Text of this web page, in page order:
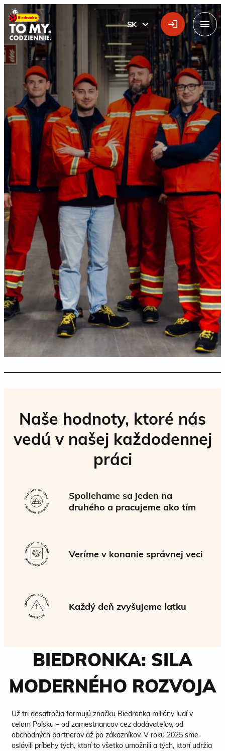
Hlavné logo
SK
SLOVÁK
Menu
Spoznajte nás
Naše hodnoty, ktoré nás
vedú v našej každodennej
práci
Spoliehame sa jeden na
druhého a pracujeme ako tím
Veríme v konanie správnej veci
Každý deň zvyšujeme latku
BIEDRONKA: SILA
MODERNÉHO ROZVOJA
Už tri desaťročia formujú značku Biedronka milióny ľudí v
celom Poľsku – od zamestnancov cez dodávateľov, od
obchodných partnerov až po zákazníkov. V roku 2025 sme
oslávili príbehy tých, ktorí to všetko umožnili a tých, ktorí udržia